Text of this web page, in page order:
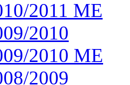
2011 ME
2010
2010 ME
2009